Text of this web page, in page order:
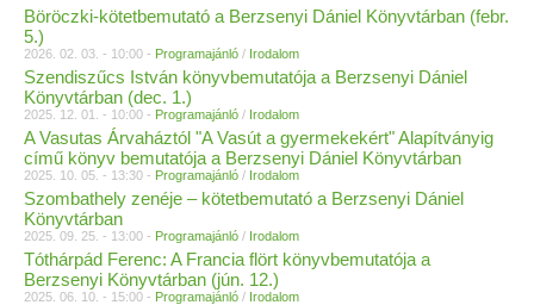
Böröczki-kötetbemutató a Berzsenyi Dániel Könyvtárban (febr.
5.)
2026. 02. 03. - 10:00 - Programajánló / Irodalom
Szendiszűcs István könyvbemutatója a Berzsenyi Dániel
Könyvtárban (dec. 1.)
2025. 12. 01. - 10:00 - Programajánló / Irodalom
A Vasutas Árvaháztól "A Vasút a gyermekekért" Alapítványig
című könyv bemutatója a Berzsenyi Dániel Könyvtárban
2025. 10. 05. - 13:30 - Programajánló / Irodalom
Szombathely zenéje – kötetbemutató a Berzsenyi Dániel
Könyvtárban
2025. 09. 25. - 13:00 - Programajánló / Irodalom
Tóthárpád Ferenc: A Francia flört könyvbemutatója a
Berzsenyi Könyvtárban (jún. 12.)
2025. 06. 10. - 15:00 - Programajánló / Irodalom